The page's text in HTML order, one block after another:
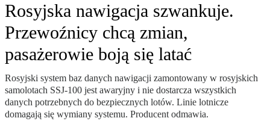
Rosyjska nawigacja szwankuje.
Przewoźnicy chcą zmian,
pasażerowie boją się latać
Rosyjski system baz danych nawigacji zamontowany w rosyjskich
samolotach SSJ-100 jest awaryjny i nie dostarcza wszystkich
danych potrzebnych do bezpiecznych lotów. Linie lotnicze
domagają się wymiany systemu. Producent odmawia.